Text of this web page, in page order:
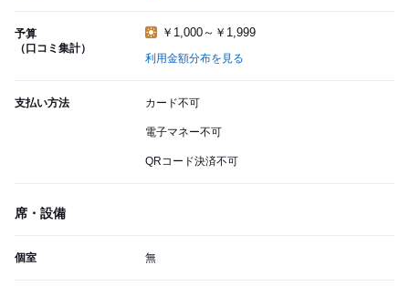
予算
（口コミ集計）
￥1,000～￥1,999
利用金額分布を見る
支払い方法 カード不可
電子マネー不可
QRコード決済不可
席・設備
個室 無